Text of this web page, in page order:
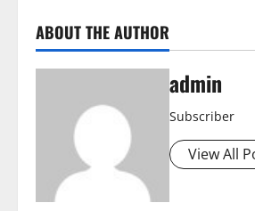
ABOUT THE AUTHOR
admin
Subscriber
View All